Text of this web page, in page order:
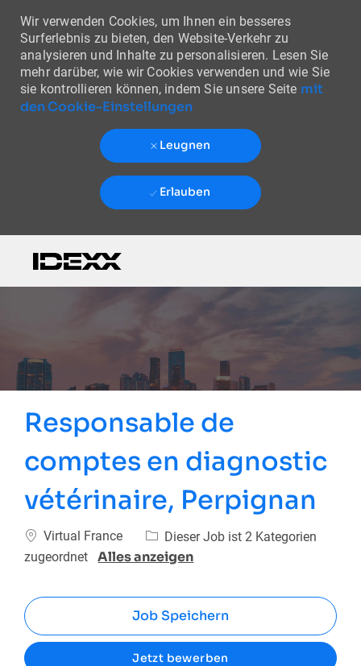
Wir verwenden Cookies, um Ihnen ein besseres
Surferlebnis zu bieten, den Website-Verkehr zu
analysieren und Inhalte zu personalisieren. Lesen Sie
mehr darüber, wie wir Cookies verwenden und wie Sie
sie kontrollieren können, indem Sie unsere Seite mit
den Cookie-Einstellungen
Leugnen
Erlauben
Responsable de
comptes en diagnostic
vétérinaire, Perpignan
Ort Virtual France
Dieser Job ist 2 Kategorien
zugeordnet
Alles anzeigen
Job Speichern
Jetzt bewerben